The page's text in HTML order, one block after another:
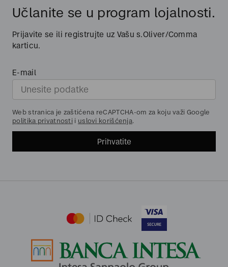
Učlanite se u program lojalnosti.
Prijavite se ili registrujte uz Vašu s.Oliver/Comma
karticu.
E-mail
Web stranica je zaštićena reCAPTCHA-om za koju važi Google
politika privatnosti i uslovi korišćenja.
Prihvatite